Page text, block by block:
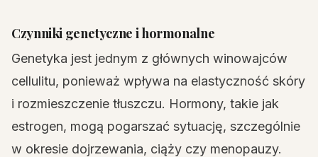
Czynniki genetyczne i hormonalne
Genetyka jest jednym z głównych winowajców
cellulitu, ponieważ wpływa na elastyczność skóry
i rozmieszczenie tłuszczu. Hormony, takie jak
estrogen, mogą pogarszać sytuację, szczególnie
w okresie dojrzewania, ciąży czy menopauzy.